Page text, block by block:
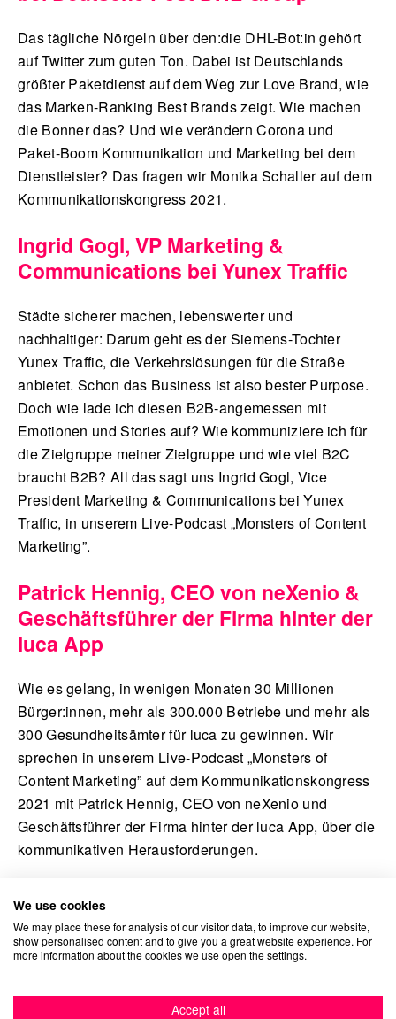
Das tägliche Nörgeln über den:die DHL-Bot:in gehört
auf Twitter zum guten Ton. Dabei ist Deutschlands
größter Paketdienst auf dem Weg zur Love Brand, wie
das Marken-Ranking Best Brands zeigt. Wie machen
die Bonner das? Und wie verändern Corona und
Paket-Boom Kommunikation und Marketing bei dem
Dienstleister? Das fragen wir Monika Schaller auf dem
Kommunikationskongress 2021.
Ingrid Gogl, VP Marketing &
Communications bei Yunex Traffic
Städte sicherer machen, lebenswerter und
nachhaltiger: Darum geht es der Siemens-Tochter
Yunex Traffic, die Verkehrslösungen für die Straße
anbietet. Schon das Business ist also bester Purpose.
Doch wie lade ich diesen B2B-angemessen mit
Emotionen und Stories auf? Wie kommuniziere ich für
die Zielgruppe meiner Zielgruppe und wie viel B2C
braucht B2B? All das sagt uns Ingrid Gogl, Vice
President Marketing & Communications bei Yunex
Traffic, in unserem Live-Podcast „Monsters of Content
Marketing”.
Patrick Hennig, CEO von neXenio &
Geschäftsführer der Firma hinter der
luca App
Wie es gelang, in wenigen Monaten 30 Millionen
Bürger:innen, mehr als 300.000 Betriebe und mehr als
300 Gesundheitsämter für luca zu gewinnen. Wir
sprechen in unserem Live-Podcast „Monsters of
Content Marketing” auf dem Kommunikationskongress
2021 mit Patrick Hennig, CEO von neXenio und
Geschäftsführer der Firma hinter der luca App, über die
kommunikativen Herausforderungen.
Ansprechpartner
We use cookies
We may place these for analysis of our visitor data, to improve our website,
show personalised content and to give you a great website experience. For
more information about the cookies we use open the settings.
Accept all